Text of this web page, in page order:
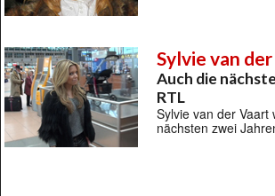
Sylvie van
Auch die
RTL
Sylvie van der Vaart
nächsten zwei